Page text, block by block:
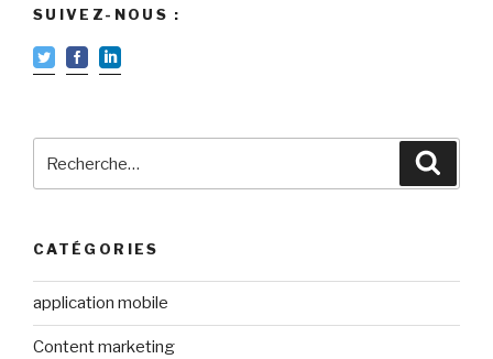
SUIVEZ-NOUS :
pour
CATÉGORIES
application mobile
Content marketing